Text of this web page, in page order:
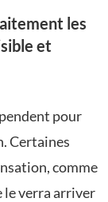
les
et
pour
Certaines
comme
le verra arriver